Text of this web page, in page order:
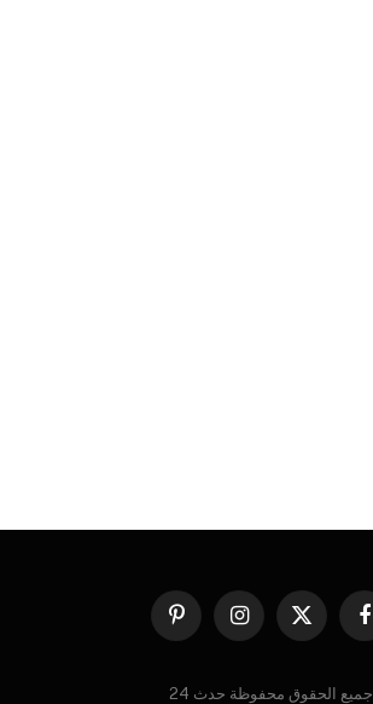
فيسبوك
X
الانستغرامبينتيريست
جميع الحقوق محفوظة حدث 24